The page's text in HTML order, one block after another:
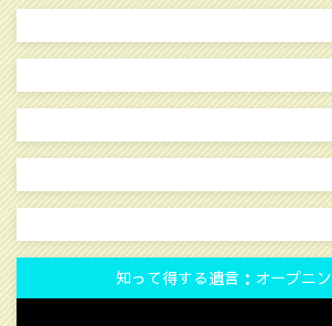
知って得する遺言：オープニ
動